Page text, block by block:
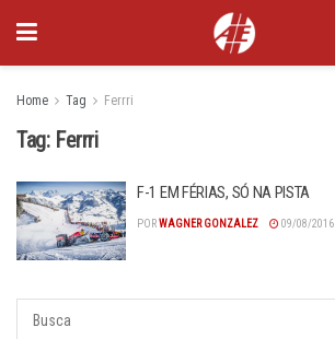
Home Tag Ferrri
Tag: Ferrri
F-1 EM FÉRIAS, SÓ NA PISTA
PORWAGNER GONZALEZ 09/08/2016